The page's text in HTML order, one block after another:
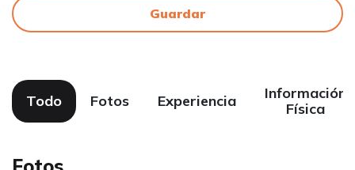
Guardar
Todo Fotos Experiencia
Información
Física